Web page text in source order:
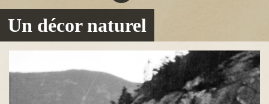
M
u
Un décor naturel